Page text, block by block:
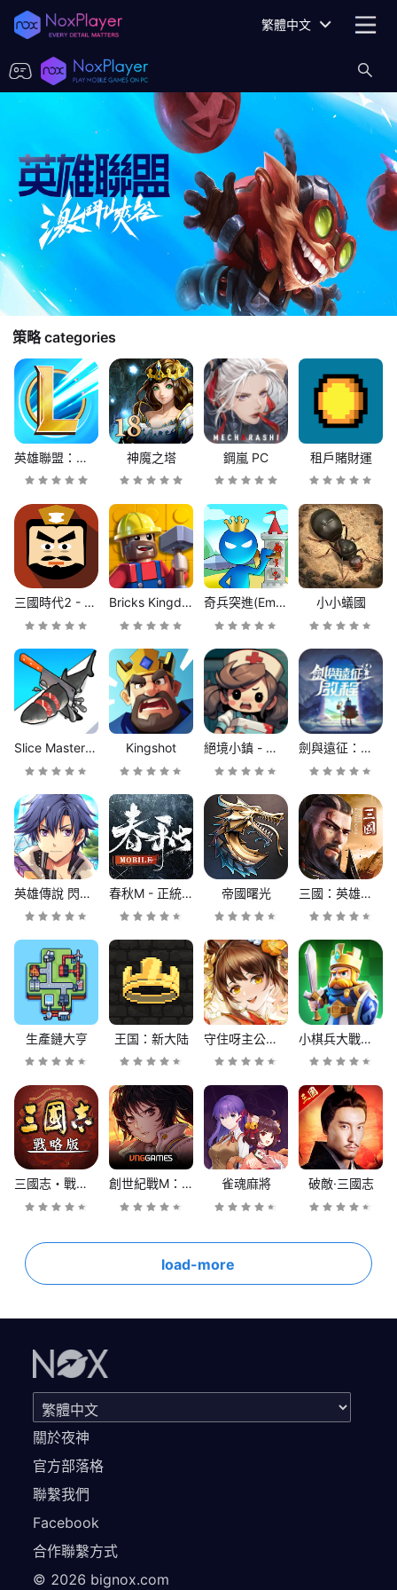
繁體中文
策略 categories
英雄聯盟：激鬥峽谷 神魔之塔 鋼嵐 PC 租戶賭財運
三國時代2 - 無限寶石 Bricks Kingdom 奇兵突進(Empire Takeover) 小小蟻國
Slice Master : Idle Clicker Kingshot 絕境小鎮 - 殭屍來襲 劍與遠征：啟程
英雄傳說 閃之軌跡：北方戰役 春秋M - 正統春秋戰國SLG二週年 帝國曙光 三國：英雄的榮光
生產鏈大亨 王国：新大陆 守住呀主公﹣送3000抽 小棋兵大戰爭 - 拼卡组？还是拼脑子？
三國志・戰略版 創世紀戰M：阿修羅計畫 雀魂麻將 破敵·三國志
load-more
關於夜神
官方部落格
聯繫我們
Facebook
合作聯繫方式
© 2026 bignox.com